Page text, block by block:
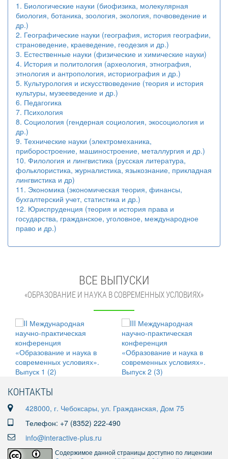
1. Биологические науки (биофизика, молекулярная
биология, ботаника, зоология, экология, почвоведение и
др.)
2. Географические науки (география, история географии,
страноведение, краеведение, геодезия и др.)
3. Естественные науки (физические и химические науки)
4. История и политология (археология, этнография,
этнология и антропология, историография и др.)
5. Культурология и искусствоведение (теория и история
культуры, музееведение и др.)
6. Педагогика
7. Психология
8. Социология (гендерная социология, экосоциология и
др.)
9. Технические науки (электромеханика,
приборостроение, машиностроение, металлургия и др.)
10. Филология и лингвистика (русская литература,
фольклористика, журналистика, языкознание, прикладная
лингвистика и др)
11. Экономика (экономическая теория, финансы,
бухгалтерский учет, статистика и др.)
12. Юриспруденция (теория и история права и
государства, гражданское, уголовное, международное
право и др.)
ВСЕ ВЫПУСКИ
«ОБРАЗОВАНИЕ И НАУКА В СОВРЕМЕННЫХ УСЛОВИЯХ»
КОНТАКТЫ
428000, г. Чебоксары, ул. Гражданская, Дом 75
Телефон: +7 (8352) 222-490
info@interactive-plus.ru
Содержимое данной страницы доступно по лицензии